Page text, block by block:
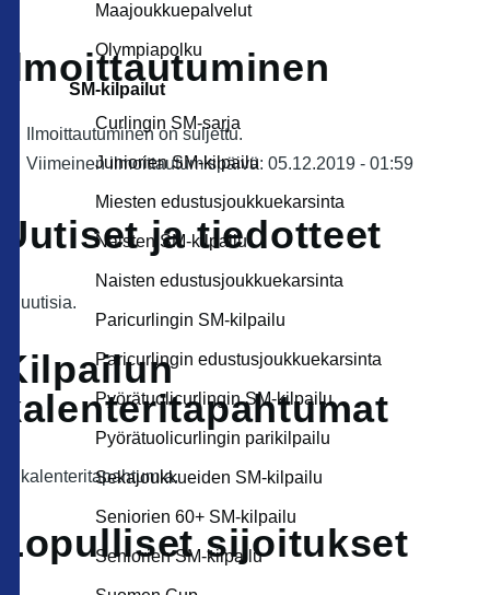
Maajoukkuepalvelut
Olympiapolku
SM-kilpailut
Curlingin SM-sarja
Juniorien SM-kilpailu
Miesten edustusjoukkuekarsinta
Naisten SM-kilpailu
Naisten edustusjoukkuekarsinta
Paricurlingin SM-kilpailu
Paricurlingin edustusjoukkuekarsinta
Pyörätuolicurlingin SM-kilpailu
Pyörätuolicurlingin parikilpailu
Sekajoukkueiden SM-kilpailu
Seniorien 60+ SM-kilpailu
Seniorien SM-kilpailu
Ilmoittautuminen
Ilmoittautuminen on suljettu.
Viimeinen ilmoittautumispäivä: 05.12.2019 - 01:59
Uutiset ja tiedotteet
Ei uutisia.
Kilpailun
kalenteritapahtumat
Ei kalenteritapahtumia.
Lopulliset sijoitukset